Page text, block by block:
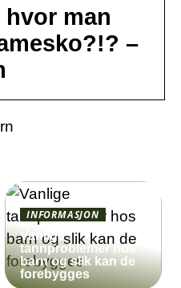
hvor man
–
INFORMASJON
Vanlige
tannproblemer hos
barn og slik kan de
forebygges